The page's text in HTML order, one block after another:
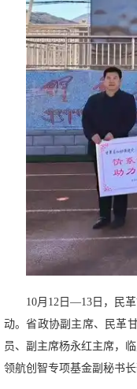
10月12日—13日，民
动。省政协副主席、民革
员、副主席杨永红主席，
领航创智专项基金副秘书